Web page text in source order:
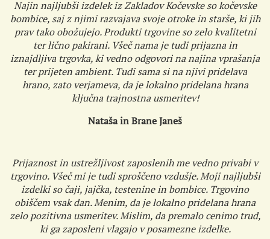
Najin najljubši izdelek iz Zakladov Kočevske so kočevske
bombice, saj z njimi razvajava svoje otroke in starše, ki jih
prav tako obožujejo. Produkti trgovine so zelo kvalitetni
ter lično pakirani. Všeč nama je tudi prijazna in
iznajdljiva trgovka, ki vedno odgovori na najina vprašanja
ter prijeten ambient. Tudi sama si na njivi pridelava
hrano, zato verjameva, da je lokalno pridelana hrana
ključna trajnostna usmeritev!
Nataša in Brane Janeš
Prijaznost in ustrežljivost zaposlenih me vedno privabi v
trgovino. Všeč mi je tudi sproščeno vzdušje. Moji najljubši
izdelki so čaji, jajčka, testenine in bombice. Trgovino
obiščem vsak dan. Menim, da je lokalno pridelana hrana
zelo pozitivna usmeritev. Mislim, da premalo cenimo trud,
ki ga zaposleni vlagajo v posamezne izdelke.